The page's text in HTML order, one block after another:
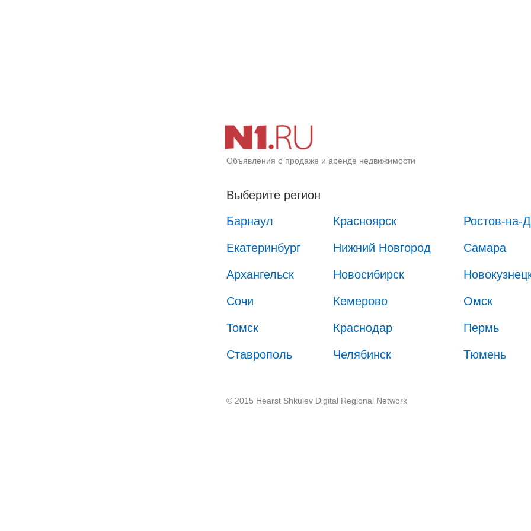
Объявления о продаже и аренде недвижимости
Выберите регион
Барнаул
Красноярск Ростов-на-
Екатеринбург Нижний Новгород Самара
Архангельск Новосибирск
Сочи Кемерово Омск
Томск Краснодар Пермь
Ставрополь Челябинск Тюмень
© 2015 Hearst Shkulev Digital Regional Network